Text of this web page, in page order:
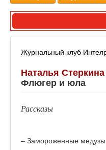
Журнальный клуб
Наталья Стеркина
Флюгер и юла
Рассказы
– Замороженные